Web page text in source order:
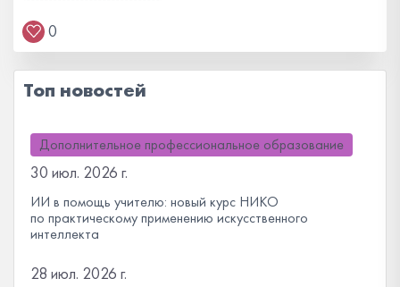
0
Топ новостей
Дополнительное профессиональное образование
30 июл. 2026 г.
ИИ в помощь учителю: новый курс НИКО
по практическому применению искусственного
интеллекта
28 июл. 2026 г.